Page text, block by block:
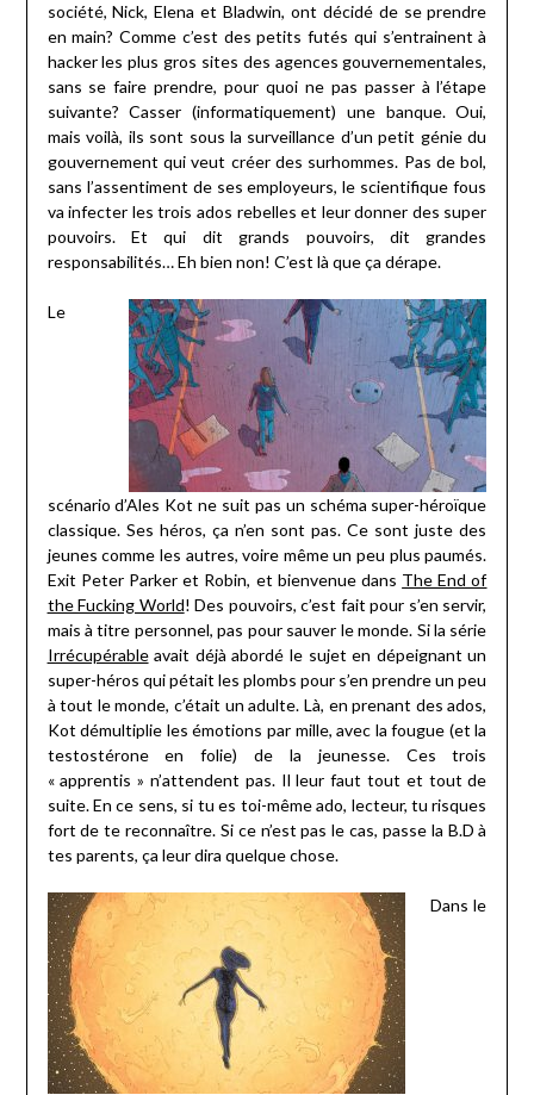
société, Nick, Elena et Bladwin, ont décidé de se prendre
en main? Comme c’est des petits futés qui s’entrainent à
hacker les plus gros sites des agences gouvernementales,
sans se faire prendre, pour quoi ne pas passer à l’étape
suivante? Casser (informatiquement) une banque. Oui,
mais voilà, ils sont sous la surveillance d’un petit génie du
gouvernement qui veut créer des surhommes. Pas de bol,
sans l’assentiment de ses employeurs, le scientifique fous
va infecter les trois ados rebelles et leur donner des super
pouvoirs. Et qui dit grands pouvoirs, dit grandes
responsabilités… Eh bien non! C’est là que ça dérape.
Le
scénario d’Ales Kot ne suit pas un schéma super-héroïque
classique. Ses héros, ça n’en sont pas. Ce sont juste des
jeunes comme les autres, voire même un peu plus paumés.
Exit Peter Parker et Robin, et bienvenue dans The End of
the Fucking World! Des pouvoirs, c’est fait pour s’en servir,
mais à titre personnel, pas pour sauver le monde. Si la série
Irrécupérableavait déjà abordé le sujet en dépeignant un
super-héros qui pétait les plombs pour s’en prendre un peu
à tout le monde, c’était un adulte. Là, en prenant des ados,
Kot démultiplie les émotions par mille, avec la fougue (et la
testostérone en folie) de la jeunesse. Ces trois
« apprentis » n’attendent pas. Il leur faut tout et tout de
suite. En ce sens, si tu es toi-même ado, lecteur, tu risques
fort de te reconnaître. Si ce n’est pas le cas, passe la B.D à
tes parents, ça leur dira quelque chose.
Dans le